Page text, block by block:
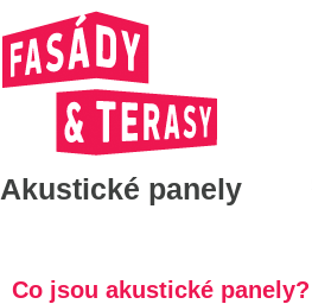
Akustické panely
Co jsou akustické panely?